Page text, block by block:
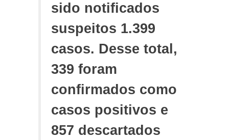
sido notificados
suspeitos 1.399
casos. Desse total,
339 foram
confirmados como
casos positivos e
857 descartados